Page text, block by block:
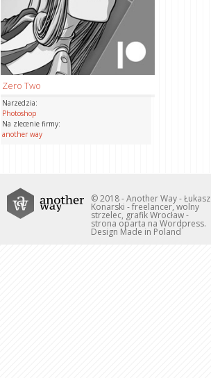
Zero Two
Narzedzia:
Photoshop
Na zlecenie firmy:
another way
© 2018 - Another Way - Łukasz
Konarski - freelancer, wolny
strzelec, grafik Wrocław -
strona oparta na Wordpress.
Design Made in Poland